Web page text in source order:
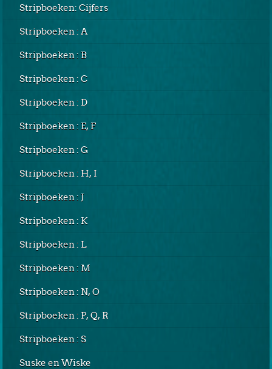
Stripboeken: Cijfers
Stripboeken : A
Stripboeken : B
Stripboeken : C
Stripboeken : D
Stripboeken : E, F
Stripboeken : G
Stripboeken : H, I
Stripboeken : J
Stripboeken : K
Stripboeken : L
Stripboeken : M
Stripboeken : N, O
Stripboeken : P, Q, R
Stripboeken : S
Suske en Wiske